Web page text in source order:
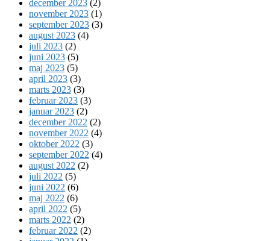
december 2023 (2)
november 2023 (1)
september 2023 (3)
august 2023 (4)
juli 2023 (2)
juni 2023 (5)
maj 2023 (5)
april 2023 (3)
marts 2023 (3)
februar 2023 (3)
januar 2023 (2)
december 2022 (2)
november 2022 (4)
oktober 2022 (3)
september 2022 (4)
august 2022 (2)
juli 2022 (5)
juni 2022 (6)
maj 2022 (6)
april 2022 (5)
marts 2022 (2)
februar 2022 (2)